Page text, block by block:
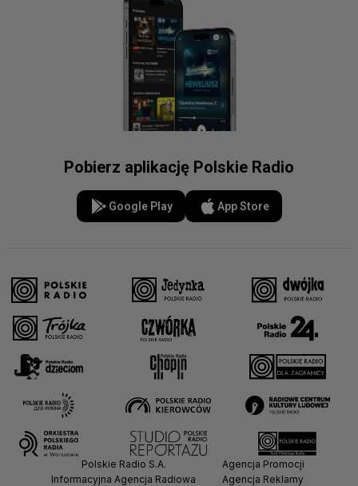
Pobierz aplikację Polskie Radio
Google Play App Store
Polskie Radio S.A.
Informacyjna Agencja Radiowa
Agencja Promocji
Agencja Reklamy